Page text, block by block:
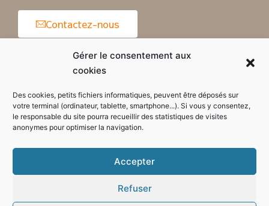
Gérer le consentement aux
cookies
Des cookies, petits fichiers informatiques, peuvent être déposés sur
votre terminal (ordinateur, tablette, smartphone...). Si vous y consentez,
le responsable du site pourra recueillir des statistiques de visites
anonymes pour optimiser la navigation.
Accepter
Refuser
Contactez-nous
Horaires d'ouverture de la mairie